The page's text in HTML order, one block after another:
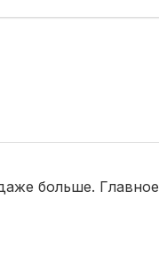
больше. Главное